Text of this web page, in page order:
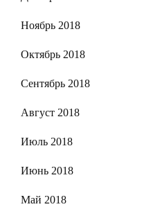
Ноябрь 2018
Октябрь 2018
Сентябрь 2018
Август 2018
Июль 2018
Июнь 2018
Май 2018